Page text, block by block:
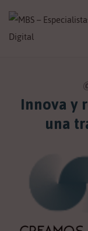
Innova y
una